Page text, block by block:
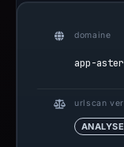
domaine
app-
urlscan